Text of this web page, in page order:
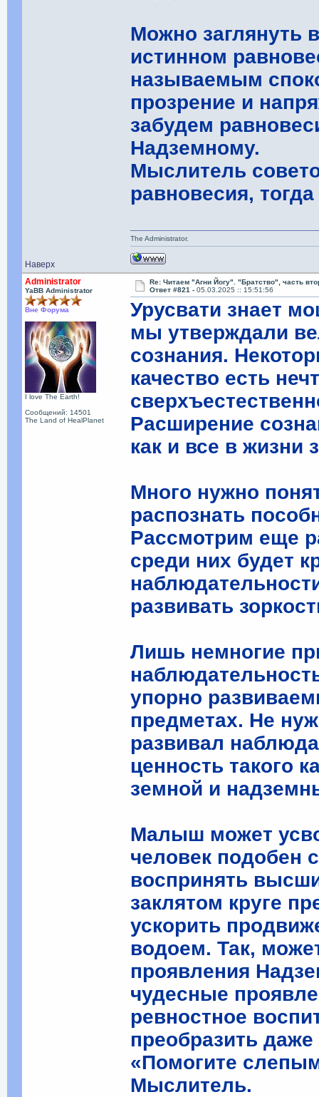
Можно заглянуть
истинном
называемым
прозрение и
забудем
Надземному.
Мыслитель
равновесия,
Наверх
The Administrator.
Administrator
YaBB Administrator
Вне Форума
I love The Earth!
Сообщений: 14501
The Land of HealPlanet
Re: Читаем "Агни Йогу". "Братство", часть
Ответ #821 -05.03.2025 :: 15:51:56
Урусвати знает
мы утверждали
сознания.
качество есть
Расширение
как и все в жизни
Много нужно
распознать
Рассмотрим еще
среди них будет
развивать
Лишь немногие
упорно
предметах. Не
развивал
ценность такого
земной и
Малыш может
человек подобен
воспринять
заклятом круге
ускорить
водоем. Так,
проявления
чудесные
ревностное
преобразить
«Помогите
Мыслитель.